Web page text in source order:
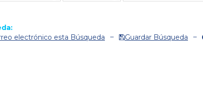
electrónico esta Búsqueda Guardar Búsqueda